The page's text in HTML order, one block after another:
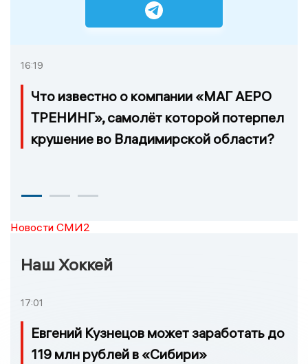
16:19
Что известно о компании «МАГ АЕРО
ТРЕНИНГ», самолёт которой потерпел
крушение во Владимирской области?
Новости СМИ2
Наш Хоккей
17:01
Евгений Кузнецов может заработать до
119 млн рублей в «Сибири»